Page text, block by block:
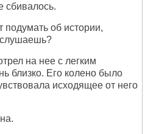
сбивалось.
подумать об истории,
слушаешь?
на нее с легким
близко. Его колено было
исходящее от него